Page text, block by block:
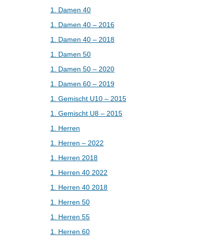
1. Damen 40
1. Damen 40 – 2016
1. Damen 40 – 2018
1. Damen 50
1. Damen 50 – 2020
1. Damen 60 – 2019
1. Gemischt U10 – 2015
1. Gemischt U8 – 2015
1. Herren
1. Herren – 2022
1. Herren 2018
1. Herren 40 2022
1. Herren 40 2018
1. Herren 50
1. Herren 55
1. Herren 60